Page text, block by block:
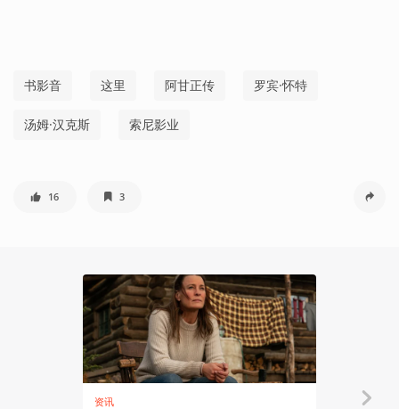
书影音 这里 阿甘正传 罗宾·怀特
汤姆·汉克斯 索尼影业
16 3
资讯